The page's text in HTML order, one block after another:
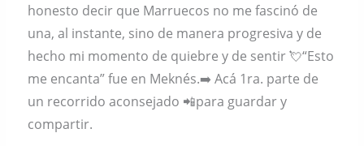
honesto decir que Marruecos no me fascinó de
una, al instante, sino de manera progresiva y de
hecho mi momento de quiebre y de sentir 💘“Esto
me encanta” fue en Meknés.➡️ Acá 1ra. parte de
un recorrido aconsejado 📲para guardar y
compartir.